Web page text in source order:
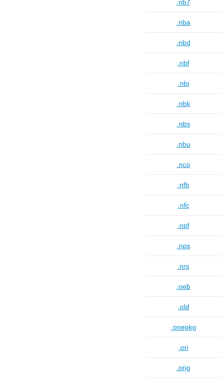
.nb7
.nba
.nbd
.nbf
.nbi
.nbk
.nbs
.nbu
.nco
.nfb
.nfc
.npf
.nps
.nrs
.oeb
.old
.onepkg
.ori
.orig